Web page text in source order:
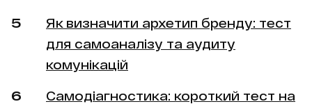
Як визначити архетип бренду: тест
для самоаналізу та аудиту
комунікацій
Самодіагностика: короткий тест на